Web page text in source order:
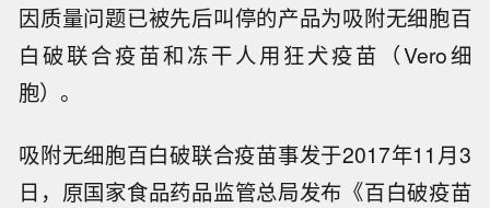
因质量问题已被先后叫停的产品为吸附无细胞百
白破联合疫苗和冻干人用狂犬疫苗（Vero细
胞）。
吸附无细胞百白破联合疫苗事发于2017年11月3
日，原国家食品药品监管总局发布《百白破疫苗